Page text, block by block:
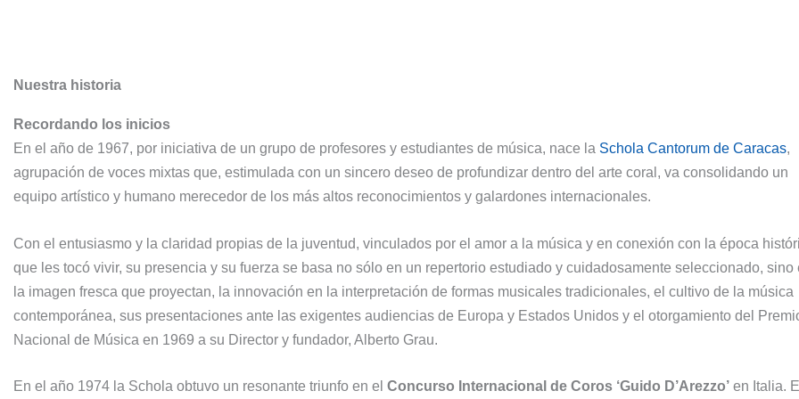
Nuestra historia
Recordando los inicios
En el año de 1967, por iniciativa de un grupo de profesores y estudiantes de música, nace la Schola Cantorum de Caracas,
agrupación de voces mixtas que, estimulada con un sincero deseo de profundizar dentro del arte coral, va consolidando un
equipo artístico y humano merecedor de los más altos reconocimientos y galardones internacionales.
Con el entusiasmo y la claridad propias de la juventud, vinculados por el amor a la música y en conexión con la época
que les tocó vivir, su presencia y su fuerza se basa no sólo en un repertorio estudiado y cuidadosamente seleccionado, sino
la imagen fresca que proyectan, la innovación en la interpretación de formas musicales tradicionales, el cultivo de la música
contemporánea, sus presentaciones ante las exigentes audiencias de Europa y Estados Unidos y el otorgamiento del
Nacional de Música en 1969 a su Director y fundador, Alberto Grau.
En el año 1974 la Schola obtuvo un resonante triunfo en el Concurso Internacional de Coros ‘Guido D’Arezzo’ en Italia.